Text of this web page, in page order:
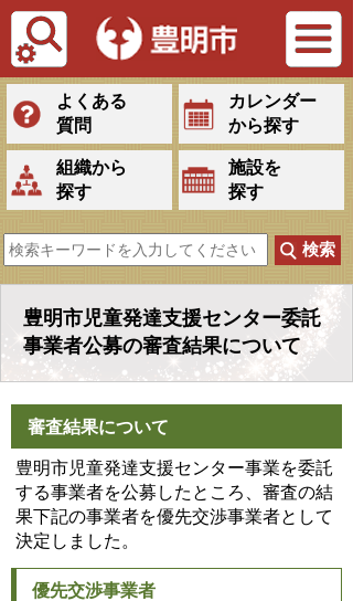
Tiếng Việt
よくある
質問
カレンダー
から探す
組織から
探す
施設を
探す
豊明市児童発達支援センター委託
事業者公募の審査結果について
審査結果について
豊明市児童発達支援センター事業を委託
する事業者を公募したところ、審査の結
果下記の事業者を優先交渉事業者として
決定しました。
優先交渉事業者